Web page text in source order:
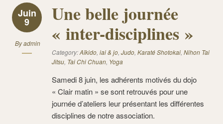
Juin
9
Byadmin
Une belle journée
« inter-disciplines »
Category:Aïkido, iai & jo, Judo, Karaté Shotokai, Nihon Tai
Jitsu, Tai Chi Chuan, Yoga
Samedi 8 juin, les adhérents motivés du dojo
« Clair matin » se sont retrouvés pour une
journée d’ateliers leur présentant les différentes
disciplines de notre association.